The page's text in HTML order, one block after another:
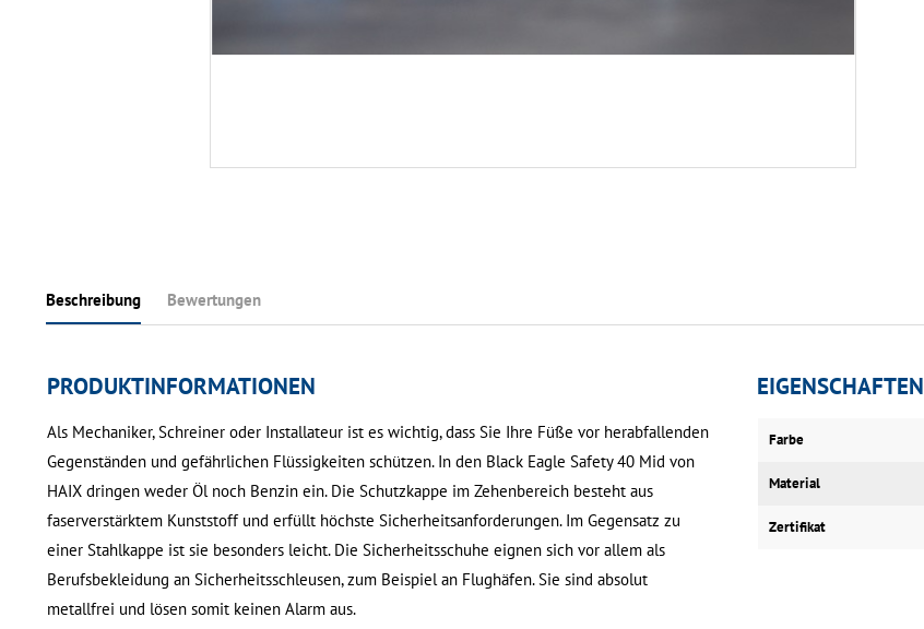
Beschreibung Bewertungen
PRODUKTINFORMATIONEN
Als Mechaniker, Schreiner oder Installateur ist es wichtig, dass Sie Ihre Füße vor herabfallenden
Gegenständen und gefährlichen Flüssigkeiten schützen. In den Black Eagle Safety 40 Mid von
HAIX dringen weder Öl noch Benzin ein. Die Schutzkappe im Zehenbereich besteht aus
faserverstärktem Kunststoff und erfüllt höchste Sicherheitsanforderungen. Im Gegensatz zu
einer Stahlkappe ist sie besonders leicht. Die Sicherheitsschuhe eignen sich vor allem als
Berufsbekleidung an Sicherheitsschleusen, zum Beispiel an Flughäfen. Sie sind absolut
metallfrei und lösen somit keinen Alarm aus.
EIGENSCHAFTEN
Farbe
Material
Zertifikat